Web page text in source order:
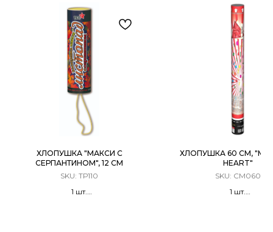
ХЛОПУШКА "МАКСИ С
СЕРПАНТИНОМ", 12 СМ
SKU: ТР110
1 шт.
ХЛОПУШКА 60 СМ,
HEART"
SKU: CM060
1 шт.